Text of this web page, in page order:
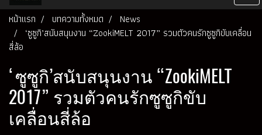
หน้าแรก บทความทั้งหมด
News
‘ซูซูกิ’สนับสนุนงาน “ZookiMELT 2017” รวมตัวคนรักซูซูกิขับเคลื่อน
สี่ล้อ
‘ซูซูกิ’สนับสนุนงาน “ZookiMELT
2017” รวมตัวคนรักซูซูกิขับ
เคลื่อนสี่ล้อ